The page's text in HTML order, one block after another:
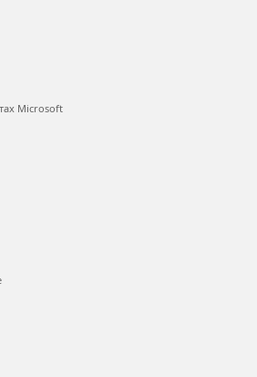
с
меда с помощью
от поздних
для юристов и
of Xbox
Microsoft